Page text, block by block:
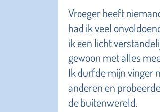
Vroeger heeft
had ik veel
ik een licht
gewoon met alles
Ik durfde mijn vinger
anderen en
de buitenwereld.